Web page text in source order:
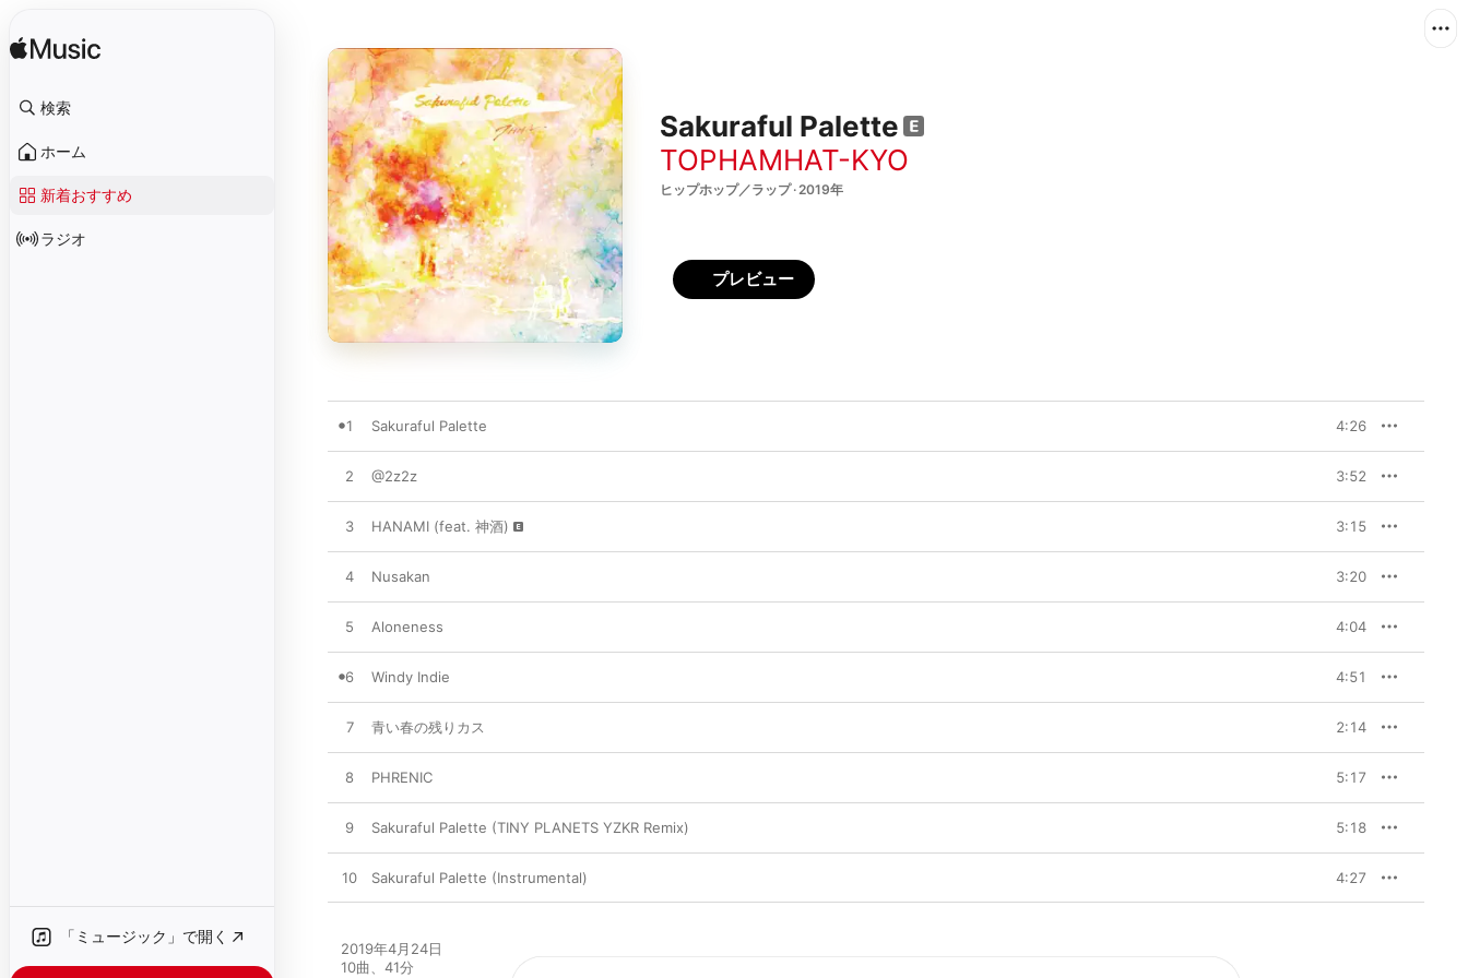
検索
ホーム
新着おすすめ
ラジオ
「ミュージック」で開く
Sakuraful Palette
TOPHAMHAT-KYO
ヒップホップ／ラップ · 2019年
プレビュー
1 Sakuraful Palette 4:26
2 @2z2z 3:52
3 HANAMI (feat. 神酒) 3:15
4 Nusakan 3:20
5 Aloneness 4:04
6 Windy Indie 4:51
7 青い春の残りカス 2:14
8 PHRENIC 5:17
9 Sakuraful Palette (TINY PLANETS YZKR Remix) 5:18
10 Sakuraful Palette (Instrumental) 4:27
2019年4月24日
10曲、41分